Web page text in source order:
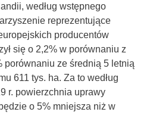
według wstępnego
reprezentujące
producentów
się o 2,2% w porównaniu z
porównaniu ze średnią 5 letnią
611 tys. ha. Za to według
r. powierzchnia uprawy
o 5% mniejsza niż w